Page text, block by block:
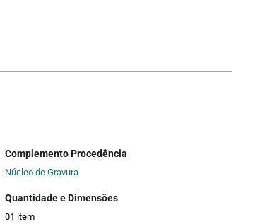
Complemento Procedência
Núcleo de Gravura
Quantidade e Dimensões
01 item